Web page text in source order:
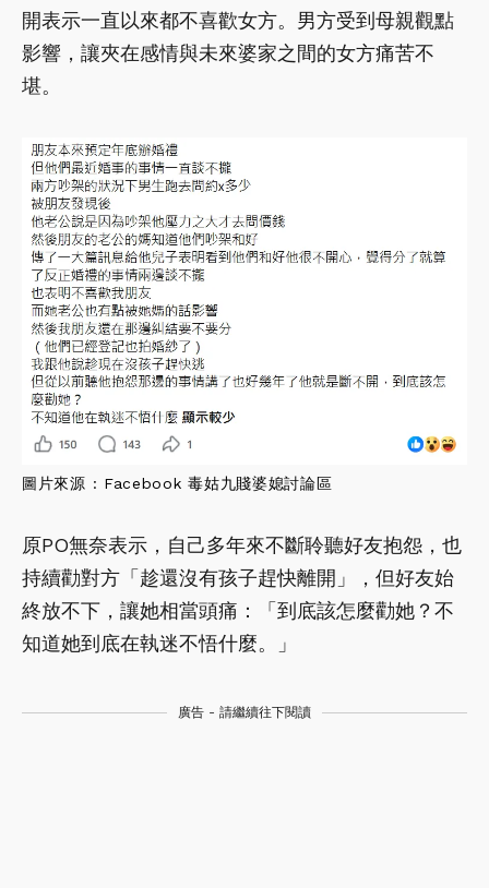
開表示一直以來都不喜歡女方。男方受到母親觀點
影響，讓夾在感情與未來婆家之間的女方痛苦不
堪。
圖片來源 : Facebook 毒姑九賤婆媳討論區
原PO無奈表示，自己多年來不斷聆聽好友抱怨，也
持續勸對方「趁還沒有孩子趕快離開」，但好友始
終放不下，讓她相當頭痛：「到底該怎麼勸她？不
知道她到底在執迷不悟什麼。」
廣告 - 請繼續往下閱讀